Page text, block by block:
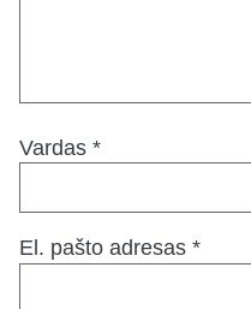
Vardas *
El. pašto adresas *